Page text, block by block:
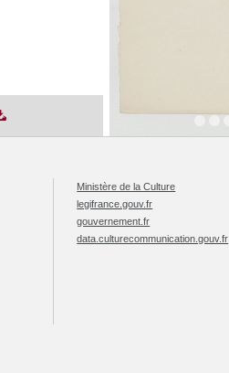
Ministère de la Culture
legifrance.gouv.fr
gouvernement.fr
data.culturecommunication.gouv.fr